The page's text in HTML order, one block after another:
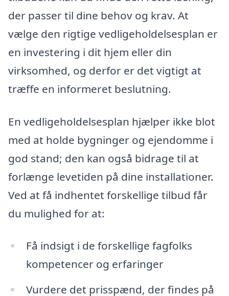
der passer til dine behov og krav. At
vælge den rigtige vedligeholdelsesplan er
en investering i dit hjem eller din
virksomhed, og derfor er det vigtigt at
træffe en informeret beslutning.
En vedligeholdelsesplan hjælper ikke blot
med at holde bygninger og ejendomme i
god stand; den kan også bidrage til at
forlænge levetiden på dine installationer.
Ved at få indhentet forskellige tilbud får
du mulighed for at:
Få indsigt i de forskellige fagfolks
kompetencer og erfaringer
Vurdere det prisspænd, der findes på